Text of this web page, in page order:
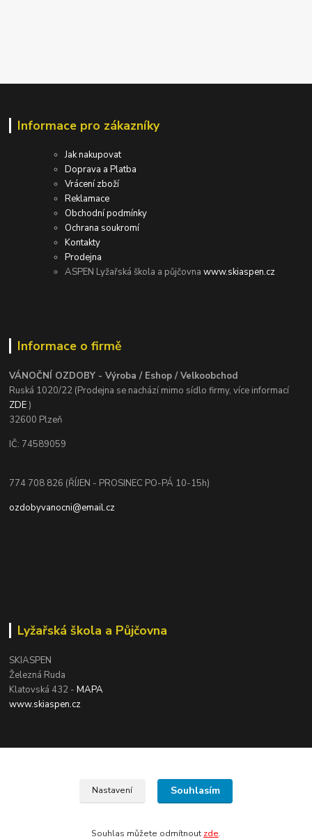
Informace pro zákazníky
Jak nakupovat
Doprava a Platba
Vrácení zboží
Reklamace
Obchodní podmínky
Ochrana soukromí
Kontakty
Prodejna
ASPEN Lyžařská škola a půjčovnawww.skiaspen.cz
Informace o firmě
VÁNOČNÍ OZDOBY - Výroba / Eshop / Velkoobchod
Ruská 1020/22 (Prodejna se nachází mimo sídlo firmy, více informací
ZDE)
32600 Plzeň
IČ: 74589059
774 708 826 (ŘÍJEN - PROSINEC PO-PÁ 10-15h)
ozdobyvanocni@email.cz
Lyžařská škola a Půjčovna
SKIASPEN
Železná Ruda
Klatovská 432 -MAPA
www.skiaspen.cz
Nastavení Souhlasím
Souhlas můžete odmítnout zde.